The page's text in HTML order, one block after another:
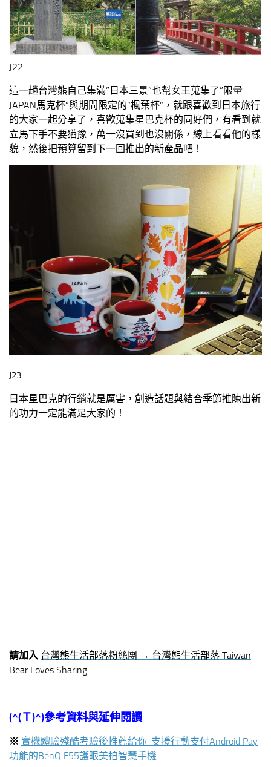
J22
這一趟台灣熊自己集滿”日本三景”也幫女王蒐集了”限量
JAPAN馬克杯”與期間限定的”楓葉杯”，就跟喜歡到日本旅行
的大家一起分享了，喜歡蒐集星巴克杯的同好們，有看到就
立馬下手不要猶豫，萬一沒買到也沒關係，線上看看他的樣
貌，然後把預算留到下一回推出的新產品吧！
J23
日本星巴克的行銷就是厲害，創造話題與結合季節推陳出新
的功力一定能滿足大家的！
請加入 台灣熊生活部落粉絲團 → 台灣熊生活部落 Taiwan
Bear Loves Sharing.
(^(Ｔ)^)參考資料與延伸閱讀
※ 實機體驗殘酷考驗後推薦給你-支援行動支付Android Pay
功能的BenQ F55護眼美拍智慧手機